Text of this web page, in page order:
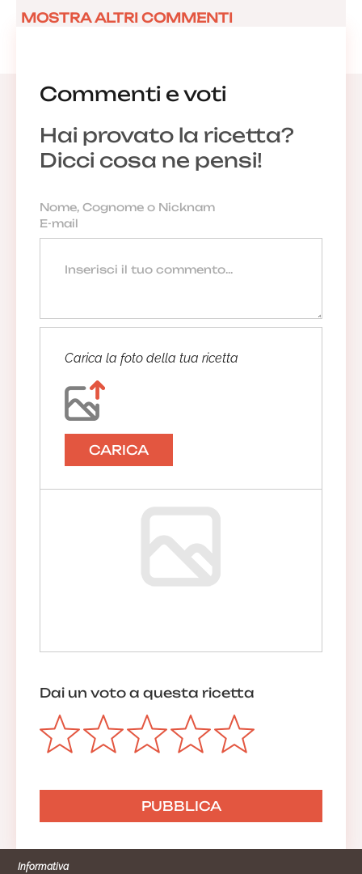
Commenti e voti
Hai provato la ricetta?
Dicci cosa ne pensi!
Carica la foto della tua ricetta
CARICA
Dai un voto a questa ricetta
MOSTRA ALTRI COMMENTI
Informativa